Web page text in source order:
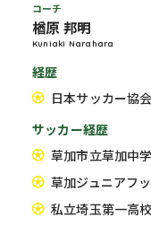
コーチ
楢原 邦明
Kuniaki Narahara
経歴
日本サッカー協
サッカー経歴
草加市立草加中
草加ジュニアフ
私立埼玉第一高